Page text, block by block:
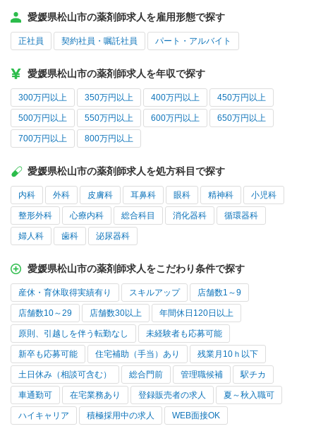
愛媛県松山市の薬剤師求人を雇用形態で探す
正社員 契約社員・嘱託社員 パート・アルバイト
愛媛県松山市の薬剤師求人を年収で探す
300万円以上 350万円以上 400万円以上 450万円以上
500万円以上 550万円以上 600万円以上 650万円以上
700万円以上 800万円以上
愛媛県松山市の薬剤師求人を処方科目で探す
内科 外科 皮膚科 耳鼻科 眼科 精神科 小児科
整形外科 心療内科 総合科目 消化器科 循環器科
婦人科 歯科 泌尿器科
愛媛県松山市の薬剤師求人をこだわり条件で探す
産休・育休取得実績有り スキルアップ 店舗数1～9
店舗数10～29 店舗数30以上 年間休日120日以上
原則、引越しを伴う転勤なし 未経験者も応募可能
新卒も応募可能 住宅補助（手当）あり 残業月10ｈ以下
土日休み（相談可含む） 総合門前 管理職候補 駅チカ
車通勤可 在宅業務あり 登録販売者の求人 夏～秋入職可
ハイキャリア 積極採用中の求人 WEB面接OK